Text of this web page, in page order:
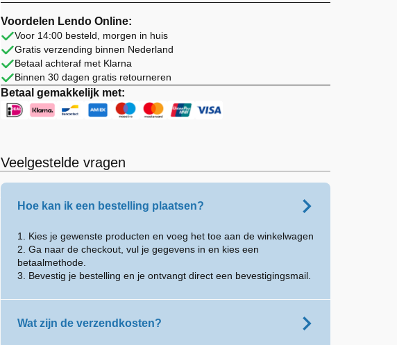
Zwart
Staal
aantal
Voordelen Lendo Online:
Voor 14:00 besteld, morgen in huis
Gratis verzending binnen Nederland
Betaal achteraf met Klarna
Binnen 30 dagen gratis retourneren
Betaal gemakkelijk met:
Veelgestelde vragen
Hoe kan ik een bestelling plaatsen?
1. Kies je gewenste producten en voeg het toe aan de winkelwagen
2. Ga naar de checkout, vul je gegevens in en kies een
betaalmethode.
3. Bevestig je bestelling en je ontvangt direct een bevestigingsmail.
Wat zijn de verzendkosten?